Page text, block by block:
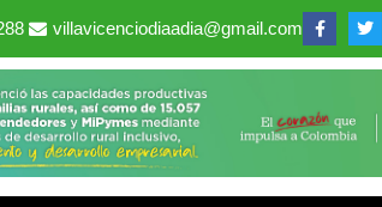
villavicenciodiaadia@gmail.com